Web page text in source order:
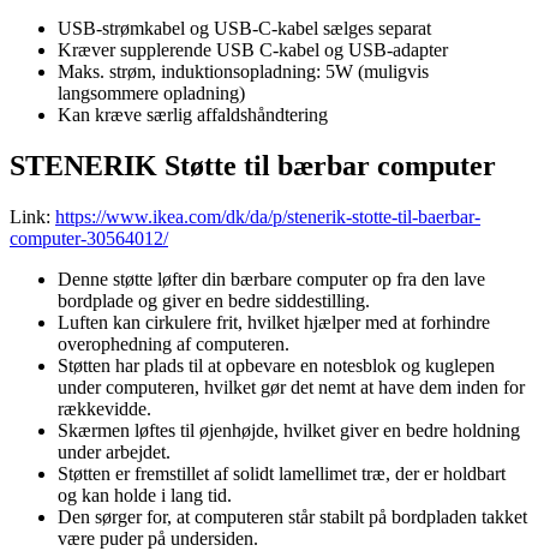
USB-strømkabel og USB-C-kabel sælges separat
Kræver supplerende USB C-kabel og USB-adapter
Maks. strøm, induktionsopladning: 5W (muligvis
langsommere opladning)
Kan kræve særlig affaldshåndtering
STENERIK Støtte til bærbar computer
Link: https://www.ikea.com/dk/da/p/stenerik-stotte-til-baerbar-
computer-30564012/
Denne støtte løfter din bærbare computer op fra den lave
bordplade og giver en bedre siddestilling.
Luften kan cirkulere frit, hvilket hjælper med at forhindre
overophedning af computeren.
Støtten har plads til at opbevare en notesblok og kuglepen
under computeren, hvilket gør det nemt at have dem inden for
rækkevidde.
Skærmen løftes til øjenhøjde, hvilket giver en bedre holdning
under arbejdet.
Støtten er fremstillet af solidt lamellimet træ, der er holdbart
og kan holde i lang tid.
Den sørger for, at computeren står stabilt på bordpladen takket
være puder på undersiden.